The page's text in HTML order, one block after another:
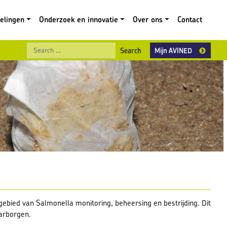
Onderzoek en innovatie Over ons Contact
Search
Mijn AVINED
van Salmonella monitoring, beheersing en bestrijding. Dit